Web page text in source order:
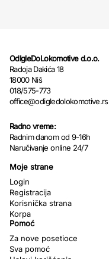
OdIgleDoLokomotive d.o.o.
Radoja Dakića 18
18000 Niš
018/575-773
office@odigledolokomotive.rs
Radno vreme:
Radnim danom od 9-16h
Naručivanje online 24/7
Moje strane
Login
Registracija
Korisnička strana
Korpa
Pomoć
Za nove posetioce
Sva pomoć